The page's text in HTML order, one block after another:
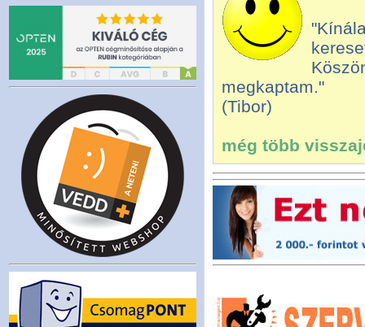
megkaptam."
(Tibor)
még több